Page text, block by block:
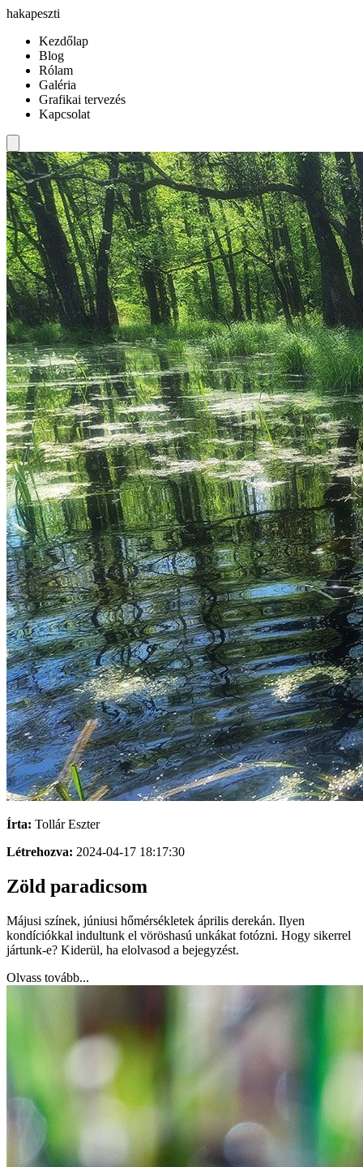
hakapeszti
Kezdőlap
Blog
Rólam
Galéria
Grafikai tervezés
Kapcsolat
Írta: Tollár Eszter
Létrehozva: 2024-04-17 18:17:30
Zöld paradicsom
Májusi színek, júniusi hőmérsékletek április derekán. Ilyen
kondíciókkal indultunk el vöröshasú unkákat fotózni. Hogy sikerrel
jártunk-e? Kiderül, ha elolvasod a bejegyzést.
Olvass tovább...